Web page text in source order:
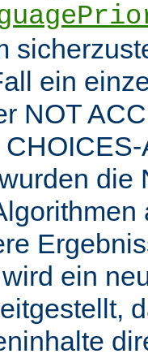
ein
NOT
die
ein